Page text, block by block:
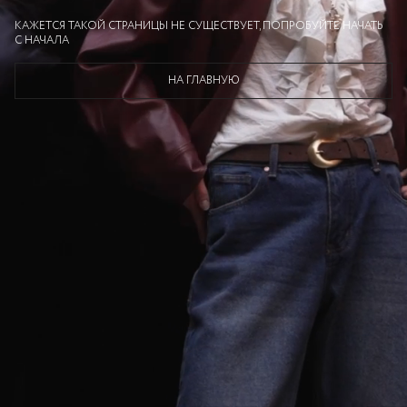
КАЖЕТСЯ ТАКОЙ СТРАНИЦЫ НЕ СУЩЕСТВУЕТ, ПОПРОБУЙТЕ НАЧАТЬ
С НАЧАЛА
НА ГЛАВНУЮ